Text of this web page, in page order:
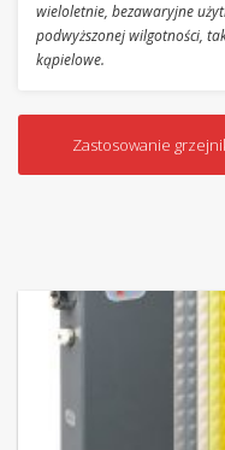
wieloletnie, bezawaryjne
podwyższonej wilgotności,
kąpielowe.
Zastosowanie